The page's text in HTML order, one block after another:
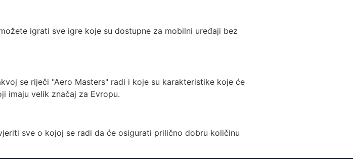
igrati sve igre koje su dostupne za mobilni uređaji bez
se riječi "Aero Masters" radi i koje su karakteristike koje će
imaju velik značaj za Evropu.
sve o kojoj se radi da će osigurati prilično dobru količinu